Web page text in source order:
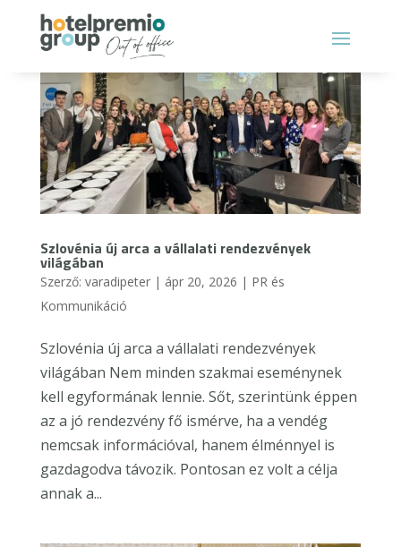
Szlovénia új arca a vállalati rendezvények
világában
Szerző: varadipeter| ápr 20, 2026 | PR és
Kommunikáció
Szlovénia új arca a vállalati rendezvények
világában Nem minden szakmai eseménynek
kell egyformának lennie. Sőt, szerintünk éppen
az a jó rendezvény fő ismérve, ha a vendég
nemcsak információval, hanem élménnyel is
gazdagodva távozik. Pontosan ez volt a célja
annak a...